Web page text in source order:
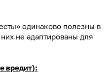
одинаково полезны в
не адаптированы для
вредит):